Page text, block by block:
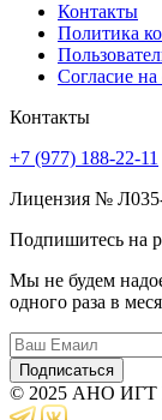
Контакты
Политика
Согласие
Контакты
+7 (977) 188-22-11
Лицензия №
Подпишитесь на
Мы не будем
одного раза в
Подписаться
© 2025 АНО ИГТ